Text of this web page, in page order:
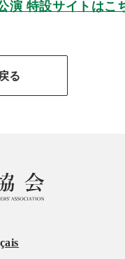
演 特設サイトはこ
る